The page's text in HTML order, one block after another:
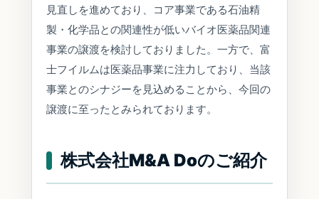
見直しを進めており、コア事業である石油精
製・化学品との関連性が低いバイオ医薬品関連
事業の譲渡を検討しておりました。一方で、富
士フイルムは医薬品事業に注力しており、当該
事業とのシナジーを見込めることから、今回の
譲渡に至ったとみられております。
株式会社M&A Doのご紹介